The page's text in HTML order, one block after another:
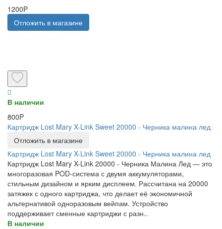
1200P
Отложить в магазине
В наличии
800P
Картридж Lost Mary X-Link Sweet 20000 - Черника малина лед
Отложить в магазине
Картридж Lost Mary X-Link Sweet 20000 - Черника малина лед
Картридж Lost Mary X-Link 20000 - Черника Малина Лед — это
многоразовая POD-система с двумя аккумуляторами,
стильным дизайном и ярким дисплеем. Рассчитана на 20000
затяжек с одного картриджа, что делает её экономичной
альтернативой одноразовым вейпам. Устройство
поддерживает сменные картриджи с разн..
В наличии